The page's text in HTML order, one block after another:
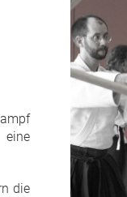
die